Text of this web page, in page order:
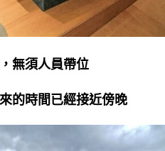
無須人員帶位
的時間已經接近傍晚